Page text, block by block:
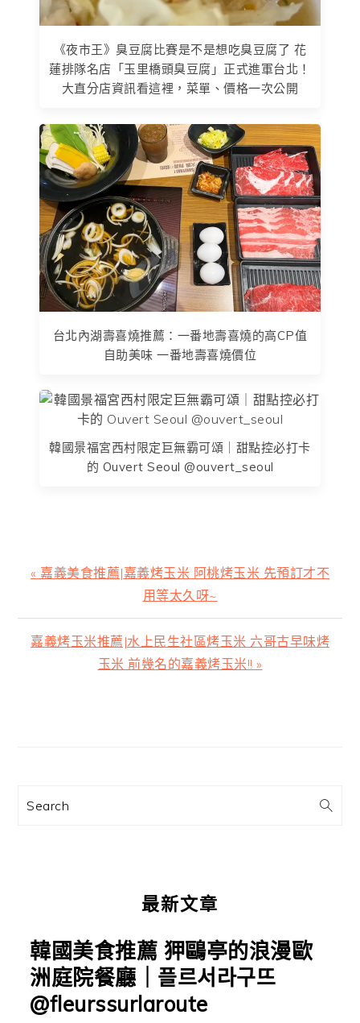
《夜市王》臭豆腐比賽是不是想吃臭豆腐了 花
蓮排隊名店「玉里橋頭臭豆腐」正式進軍台北！
大直分店資訊看這裡，菜單、價格一次公開
台北內湖壽喜燒推薦：一番地壽喜燒的高CP值
自助美味 一番地壽喜燒價位
韓國景福宮西村限定巨無霸可頌｜甜點控必打卡
的 Ouvert Seoul @ouvert_seoul
上
篇
文
« 嘉義美食推薦|嘉義烤玉米 阿桃烤玉米 先預訂才不
用等太久呀~
下
嘉義烤玉米推薦|水上民生社區烤玉米 六哥古早味烤
玉米 前幾名的嘉義烤玉米!! »
訊
Search
最新文章
韓國美食推薦 狎鷗亭的浪漫歐
洲庭院餐廳｜플르서라구뜨
@fleurssurlaroute